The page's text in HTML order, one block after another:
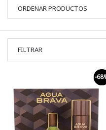
ORDENAR PRODUCTOS
FILTRAR
-